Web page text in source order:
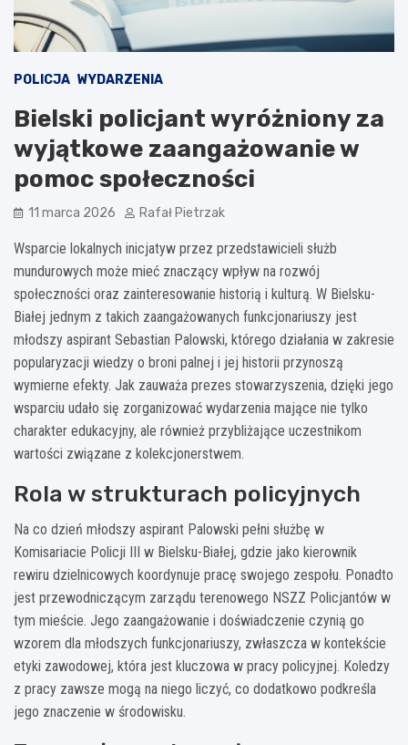
POLICJA WYDARZENIA
Bielski policjant wyróżniony za
wyjątkowe zaangażowanie w
pomoc społeczności
11 marca 2026 Rafał Pietrzak
Wsparcie lokalnych inicjatyw przez przedstawicieli służb
mundurowych może mieć znaczący wpływ na rozwój
społeczności oraz zainteresowanie historią i kulturą. W Bielsku-
Białej jednym z takich zaangażowanych funkcjonariuszy jest
młodszy aspirant Sebastian Palowski, którego działania w zakresie
popularyzacji wiedzy o broni palnej i jej historii przynoszą
wymierne efekty. Jak zauważa prezes stowarzyszenia, dzięki jego
wsparciu udało się zorganizować wydarzenia mające nie tylko
charakter edukacyjny, ale również przybliżające uczestnikom
wartości związane z kolekcjonerstwem.
Rola w strukturach policyjnych
Na co dzień młodszy aspirant Palowski pełni służbę w
Komisariacie Policji III w Bielsku-Białej, gdzie jako kierownik
rewiru dzielnicowych koordynuje pracę swojego zespołu. Ponadto
jest przewodniczącym zarządu terenowego NSZZ Policjantów w
tym mieście. Jego zaangażowanie i doświadczenie czynią go
wzorem dla młodszych funkcjonariuszy, zwłaszcza w kontekście
etyki zawodowej, która jest kluczowa w pracy policyjnej. Koledzy
z pracy zawsze mogą na niego liczyć, co dodatkowo podkreśla
jego znaczenie w środowisku.